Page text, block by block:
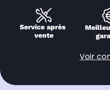
Service après
vente
Voir